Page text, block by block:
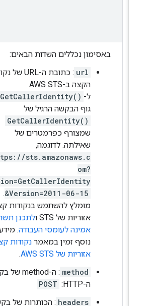
באסימון נכללים השדות הבאים:
url
: כתובת ה-URL של נקודת
הקצה ב-AWS STS
GetCallerIdentity() עם
גוף הבקשה הרגיל של
GetCallerIdentity()
שמצורף כפרמטרים של
שאילתה. לדוגמה,
https://sts.amazonaws.c
Action=GetCallerIdentity
&Version=2011-06-15
.
מומלץ להשתמש בנקודות קצה
אזוריות של STS ו
לתכנן תשתית
אמינה לעומסי העבודה. מידע
נוסף זמין במאמרנקודות קצה
אזוריות של AWS STS
.
method
: ה-method של בקשת
POST
headers : הכותרות של בקשות